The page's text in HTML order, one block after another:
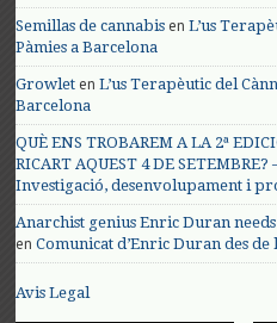
Semillas de cannabis enL’us
Pàmies a Barcelona
Growlet enL’us Terapèutic del
Barcelona
QUÈ ENS TROBAREM A LA 2ª
RICART AQUEST 4 DE
Investigació, desenvolupament i
Anarchist genius Enric Duran
enComunicat d’Enric Duran des de
Avis Legal